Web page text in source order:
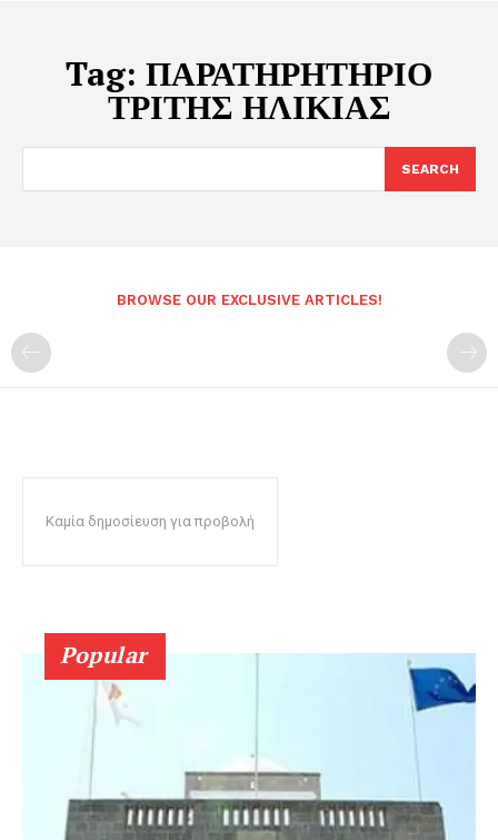
Tag: ΠΑΡΑΤΗΡΗΤΗΡΙΟ
ΤΡΙΤΗΣ ΗΛΙΚΙΑΣ
SEARCH
BROWSE OUR EXCLUSIVE ARTICLES!
Καμία δημοσίευση για προβολή
Popular